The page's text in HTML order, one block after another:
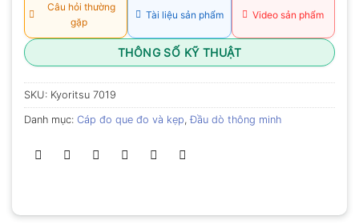
Câu hỏi thường
gặp
Tài liệu sản phẩm Video sản phẩm
THÔNG SỐ KỸ THUẬT
SKU: Kyoritsu 7019
Danh mục: Cáp đo que đo và kẹp,Đầu dò thông minh